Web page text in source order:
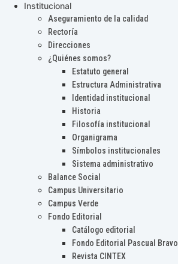
Institucional
Aseguramiento de la calidad
Rectoría
Direcciones
¿Quiénes somos?
Estatuto general
Estructura Administrativa
Identidad institucional
Historia
Filosofía institucional
Organigrama
Símbolos institucionales
Sistema administrativo
Balance Social
Campus Universitario
Campus Verde
Fondo Editorial
Catálogo editorial
Fondo Editorial Pascual Bravo
Revista CINTEX